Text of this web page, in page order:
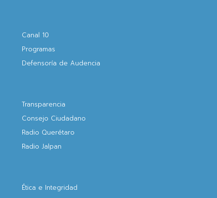
Canal 10
Programas
Defensoría de Audencia
Transparencia
Consejo Ciudadano
Radio Querétaro
Radio Jalpan
Ética e Integridad